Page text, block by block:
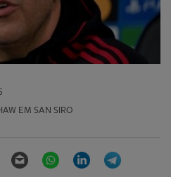
EM SAN SIRO
Twitter Email WhatsAppLinkedIn